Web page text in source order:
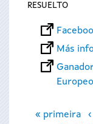
RESUELTO
Más
Páginas
« primeira